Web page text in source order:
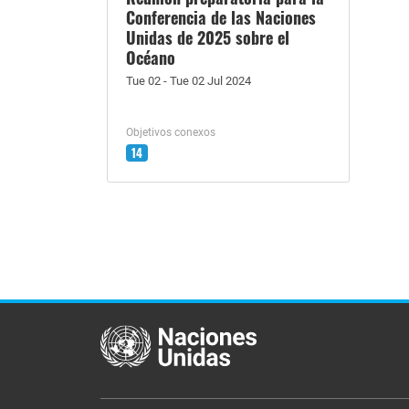
Conferencia de las Naciones
Unidas de 2025 sobre el
Océano
Tue 02 - Tue 02 Jul 2024
Objetivos conexos
14